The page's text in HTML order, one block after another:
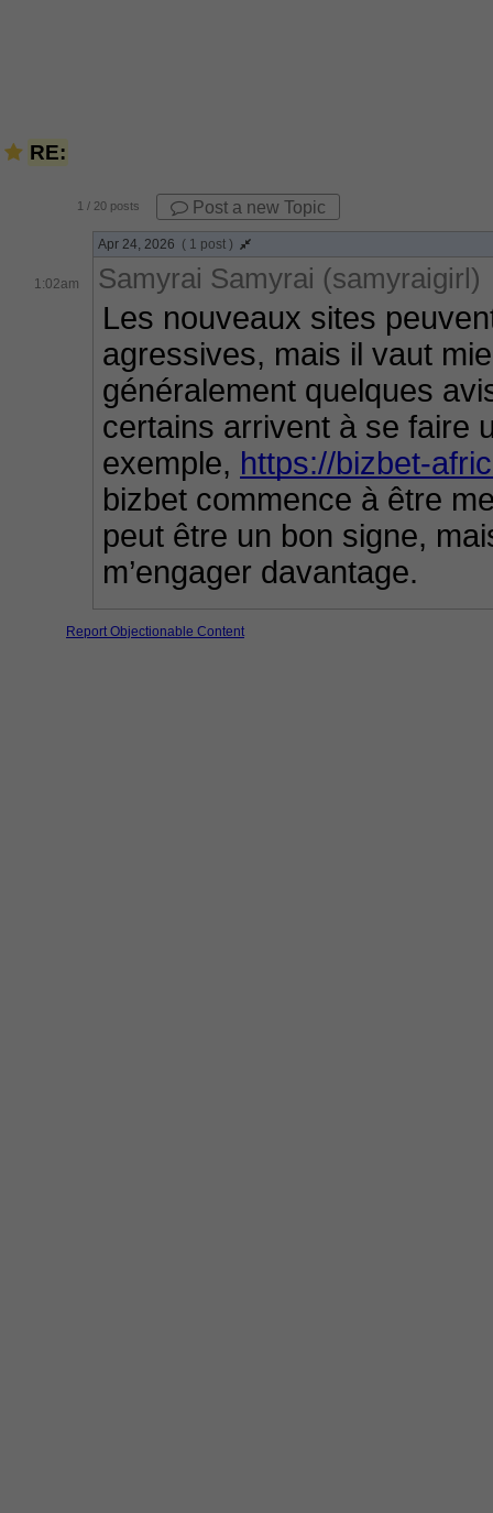
RE:
1 / 20 posts Post a new Topic
Apr 24, 2026 ( 1 post )
1:02am Samyrai Samyrai (samyraigirl)
Les nouveaux sites
agressives, mais il vaut
généralement quelques
certains arrivent à se faire
exemple, https://bizbet-
bizbet commence à être
peut être un bon signe,
m’engager davantage.
Report Objectionable Content